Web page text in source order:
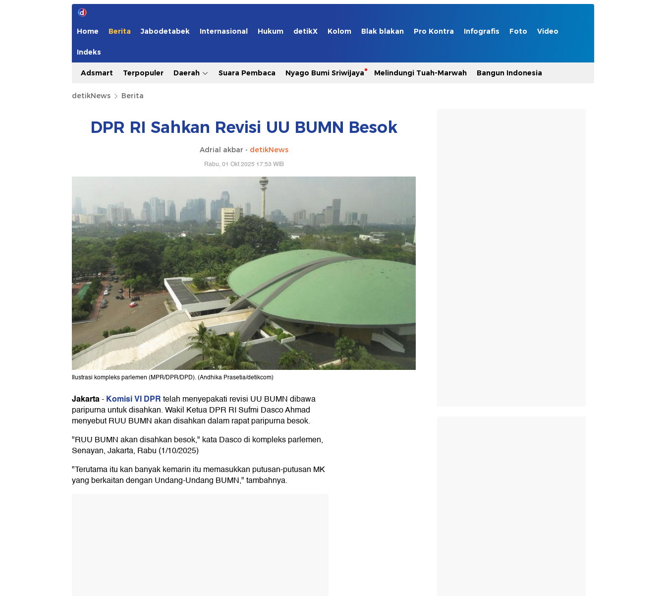
Home Berita Jabodetabek Internasional Hukum detikX Kolom Blak blakan Pro Kontra Infografis Foto Video
Indeks
Adsmart Terpopuler Daerah Suara Pembaca Nyago Bumi Sriwijaya Melindungi Tuah-Marwah Bangun Indonesia
detikNews Berita
DPR RI Sahkan Revisi UU BUMN Besok
Adrial akbar - detikNews
Rabu, 01 Okt 2025 17:53 WIB
Ilustrasi kompleks parlemen (MPR/DPR/DPD). (Andhika Prasetia/detikcom)
Jakarta-Komisi VI DPRtelah menyepakati revisi UU BUMN dibawa
paripurna untuk disahkan. Wakil Ketua DPR RI Sufmi Dasco Ahmad
menyebut RUU BUMN akan disahkan dalam rapat paripurna besok.
"RUU BUMN akan disahkan besok," kata Dasco di kompleks parlemen,
Senayan, Jakarta, Rabu (1/10/2025)
"Terutama itu kan banyak kemarin itu memasukkan putusan-putusan MK
yang berkaitan dengan Undang-Undang BUMN," tambahnya.